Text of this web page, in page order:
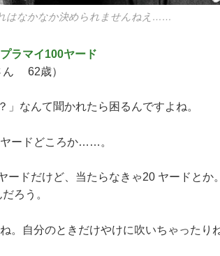
はなかなか決められませんねえ……
ラマイ100ヤード
ん 62歳）
なんて聞かれたら困るんですよね。
ードどころか……。
ドだけど、当たらなきゃ20 ヤードとか
ろう。
。自分のときだけやけに吹いちゃったり